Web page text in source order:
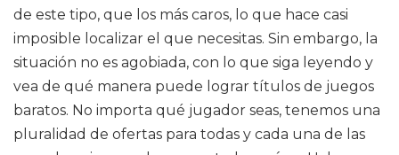
de este tipo, que los más caros, lo que hace casi
imposible localizar el que necesitas. Sin embargo, la
situación no es agobiada, con lo que siga leyendo y
vea de qué manera puede lograr títulos de juegos
baratos. No importa qué jugador seas, tenemos una
pluralidad de ofertas para todas y cada una de las